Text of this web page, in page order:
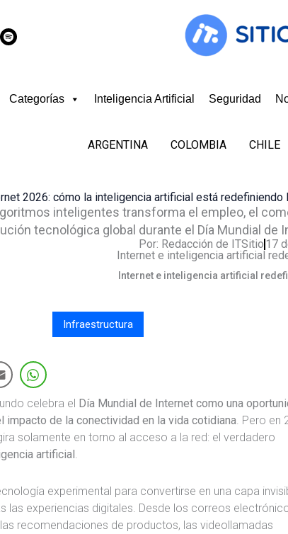
Categorías Inteligencia Artificial Seguridad
ARGENTINA COLOMBIA CHILE
2026: cómo la inteligencia artificial está
inteligentes transforma el empleo, el
tecnológica global durante el Día Mundial de
Por: Redacción de ITSitio 17
Internet e inteligencia artificial
Infraestructura
celebra el Día Mundial de Internet como una
impacto de la conectividad en la vida cotidiana . Pero en
solamente en torno al acceso a la red: el verdadero
artificial
experimental para convertirse en una capa
las experiencias digitales. Desde los correos
recomendaciones de productos, las videollamadas